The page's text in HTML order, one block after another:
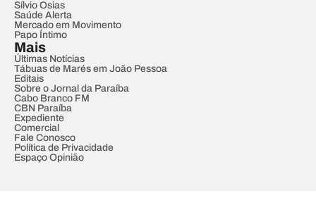
Sílvio Osias
Saúde Alerta
Mercado em Movimento
Papo Íntimo
Mais
Últimas Notícias
Tábuas de Marés em João Pessoa
Editais
Sobre o Jornal da Paraíba
Cabo Branco FM
CBN Paraíba
Expediente
Comercial
Fale Conosco
Política de Privacidade
Espaço Opinião